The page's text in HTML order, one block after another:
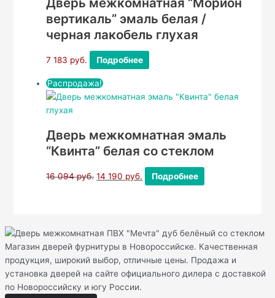
вертикаль” эмаль белая /
черная лакобель глухая
7 183 руб. Подробнее
Распродажа!
Дверь межкомнатная эмаль
“Квинта” белая со стеклом
16 094руб. 14 190 руб. Подробнее
Магазин дверей фурнитуры в Новороссийске. Качественная
продукция, широкий выбор, отличные цены. Продажа и
установка дверей на сайте официального дилера с доставкой
по Новороссийску и югу России.